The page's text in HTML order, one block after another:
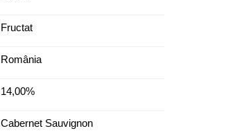
Fructat
România
14,00%
Cabernet Sauvignon